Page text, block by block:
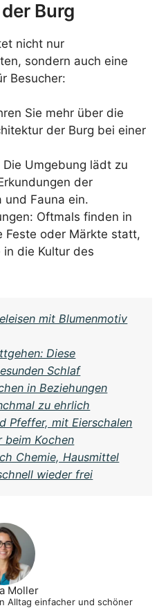
Burg
nicht nur
sondern auch eine
Besucher:
Sie mehr über die
der Burg bei einer
Umgebung lädt zu
der
und Fauna ein.
Oftmals finden in
Feste oder Märkte statt,
die Kultur des
mit Blumenmotiv
Diese
Schlaf
in Beziehungen
zu ehrlich
Pfeffer, mit Eierschalen
beim Kochen
Chemie, Hausmittel
wieder frei
Moller
Alltag einfacher und schöner